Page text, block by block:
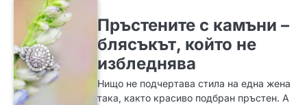
Пръстените с камъни –
блясъкът, който не
избледнява
Нищо не подчертава стила на една жена
така, както красиво подбран пръстен. А